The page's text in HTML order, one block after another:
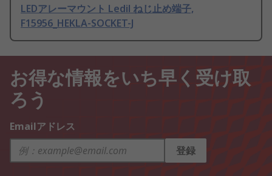
LEDアレーマウント Ledil ねじ止め端子,
F15956_HEKLA-SOCKET-J
お得な情報をいち早く受け取
ろう
Emailアドレス
登録